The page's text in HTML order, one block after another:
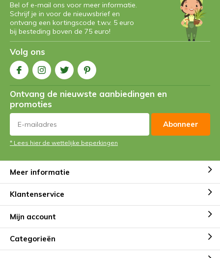
Bel of e-mail ons voor meer informatie.
Schrijf je in voor de nieuwsbrief en
ontvang een kortingscode t.w.v. 5 euro
bij besteding boven de 75 euro!
Volg ons
Ontvang de nieuwste aanbiedingen en
promoties
Abonneer
* Lees hier de wettelijke beperkingen
Meer informatie
Klantenservice
Mijn account
Categorieën